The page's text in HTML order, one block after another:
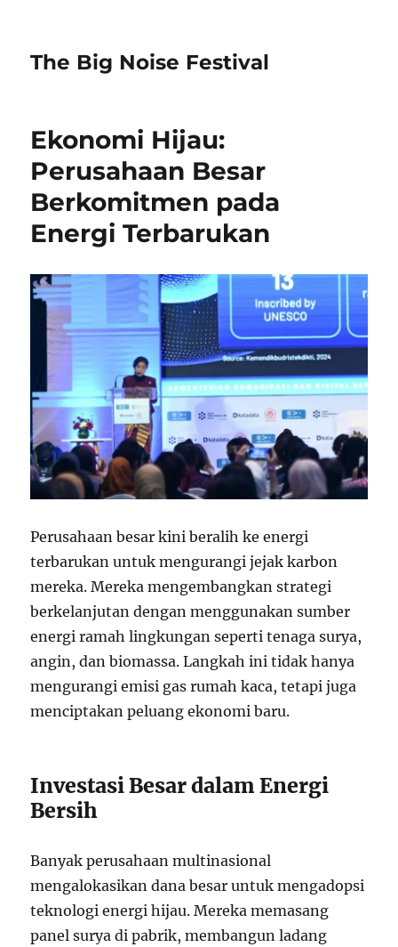
The Big Noise Festival
Ekonomi Hijau:
Perusahaan Besar
Berkomitmen pada
Energi Terbarukan
Perusahaan besar kini beralih ke energi
terbarukan untuk mengurangi jejak karbon
mereka. Mereka mengembangkan strategi
berkelanjutan dengan menggunakan sumber
energi ramah lingkungan seperti tenaga surya,
angin, dan biomassa. Langkah ini tidak hanya
mengurangi emisi gas rumah kaca, tetapi juga
menciptakan peluang ekonomi baru.
Investasi Besar dalam Energi
Bersih
Banyak perusahaan multinasional
mengalokasikan dana besar untuk mengadopsi
teknologi energi hijau. Mereka memasang
panel surya di pabrik, membangun ladang